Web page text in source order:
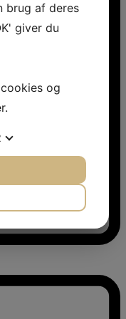
brug af deres
giver du
og
.